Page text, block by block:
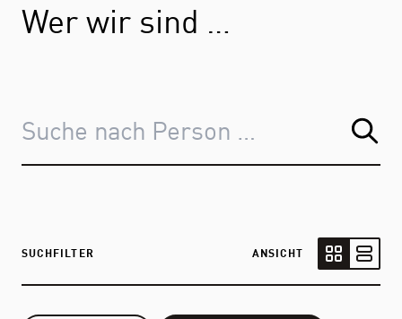
Wer wir sind …
SUCHFILTER
ANSICHT